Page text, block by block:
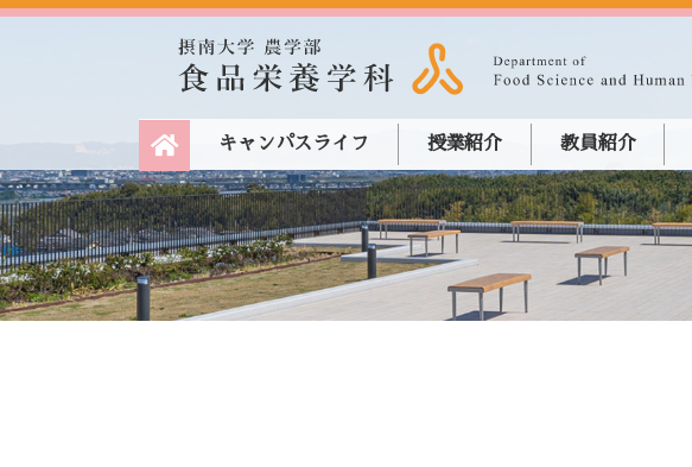
キャンパスライフ 授業紹介 教員紹介